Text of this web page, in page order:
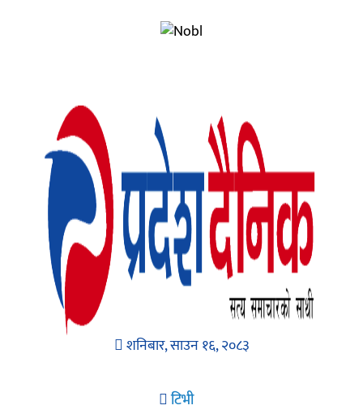
शनिबार, साउन १६, २०८३
टिभी